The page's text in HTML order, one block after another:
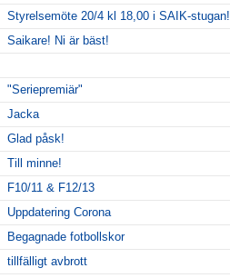
Styrelsemöte 20/4 kl 18,00 i SAIK-stugan!
Saikare! Ni är bäst!
"Seriepremiär"
Jacka
Glad påsk!
Till minne!
F10/11 & F12/13
Uppdatering Corona
Begagnade fotbollskor
tillfälligt avbrott